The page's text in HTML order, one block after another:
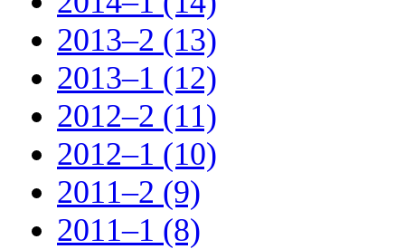
2013–2 (13)
2013–1 (12)
2012–2 (11)
2012–1 (10)
2011–2 (9)
2011–1 (8)